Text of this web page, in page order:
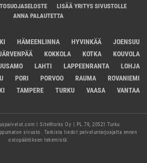
LISÄÄ YRITYS SIVUSTOLLE
ANNA PALAUTETTA
HÄMEENLINNA HYVINKÄÄ
JOENSUU
KOKKOLA KOTKA
KOUVOLA
LAHTI LAPPEENRANTA
LOHJA
PORI PORVOO RAUMA
ROVANIEMI
TAMPERE TURKU VAASA VANTAA
| SiteWorks Oy | PL 79, 20521 Turku
sivusto. Tarkista tiedot palveluntarjoajalta ennen
ostopäätöksen tekemistä.